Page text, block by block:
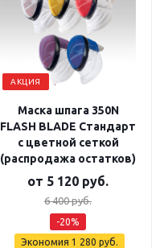
АКЦИЯ
Маска шпага 350N
FLASH BLADE Стандарт
с цветной сеткой
(распродажа остатков)
от 5 120 руб.
6 400 руб.
-20%
Экономия 1 280 руб.